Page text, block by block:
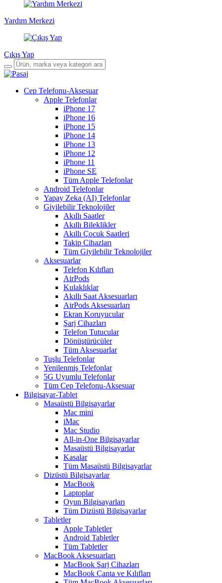
Yardım Merkezi
Çıkış Yap
Cep Telefonu-Aksesuar
Apple Telefonlar
iPhone 17
iPhone 16
iPhone 15
iPhone 14
iPhone 13
iPhone 12
iPhone 11
iPhone SE
Tüm Apple Telefonlar
Android Telefonlar
Yapay Zeka (AI) Telefonlar
Giyilebilir Teknolojiler
Akıllı Saatler
Akıllı Bileklikler
Akıllı Çocuk Saatleri
Takip Cihazları
Tüm Giyilebilir Teknolojiler
Aksesuarlar
Telefon Kılıfları
AirPods
Kulaklıklar
Akıllı Saat Aksesuarları
AirPods Aksesuarları
Ekran Koruyucular
Şarj Cihazları
Telefon Tutucular
Dönüştürücüler
Tüm Aksesuarlar
Tuşlu Telefonlar
Yenilenmiş Telefonlar
5G Uyumlu Telefonlar
Tüm Cep Telefonu-Aksesuar
Bilgisayar-Tablet
Masaüstü Bilgisayarlar
Mac mini
iMac
Mac Studio
All-in-One Bilgisayarlar
Masaüstü Bilgisayarlar
Kasalar
Tüm Masaüstü Bilgisayarlar
Dizüstü Bilgisayarlar
MacBook
Laptoplar
Oyun Bilgisayarları
Tüm Dizüstü Bilgisayarlar
Tabletler
Apple Tabletler
Android Tabletler
Tüm Tabletler
MacBook Aksesuarları
MacBook Şarj Cihazları
MacBook Çanta ve Kılıfları